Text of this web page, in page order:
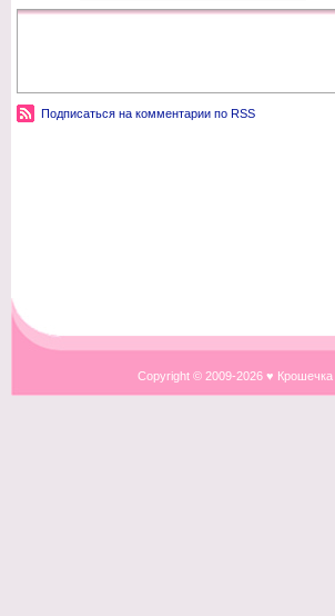
Подписаться на комментарии по RSS
Copyright © 2009-2026 ♥ Крошечка